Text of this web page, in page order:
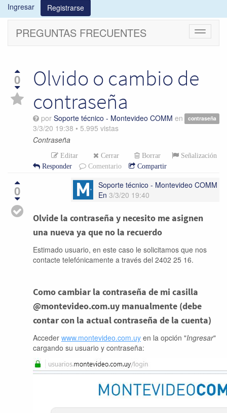
Ingresar Registrarse
Cambiar
PREGUNTAS FRECUENTES
0
Olvido o cambio de
contraseña
contraseña
por Soporte técnico - Montevideo COMM en
3/3/20 19:38 • 5.995 vistas
Contraseña
Editar Cerrar Borrar
Señalización
Responder
Comentario Compartir
0
Soporte técnico - Montevideo COMM
En 3/3/20 19:40
Olvide la contraseña y necesito me asignen
una nueva ya que no la recuerdo
Estimado usuario, en este caso le solicitamos que nos
contacte telefónicamente a través del 2402 25 16.
Como cambiar la contraseña de mi casilla
@montevideo.com.uy manualmente (debe
contar con la actual contraseña de la cuenta)
Acceder www.montevideo.com.uy en la opción "Ingresar"
cargando su usuario y contraseña: